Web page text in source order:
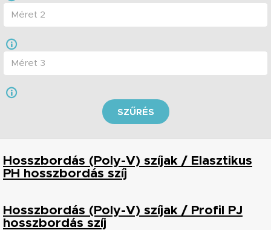
SZŰRÉS
Hosszbordás (Poly-V) szíjak / Elasztikus
PH hosszbordás szíj
Hosszbordás (Poly-V) szíjak / Profil PJ
hosszbordás szíj